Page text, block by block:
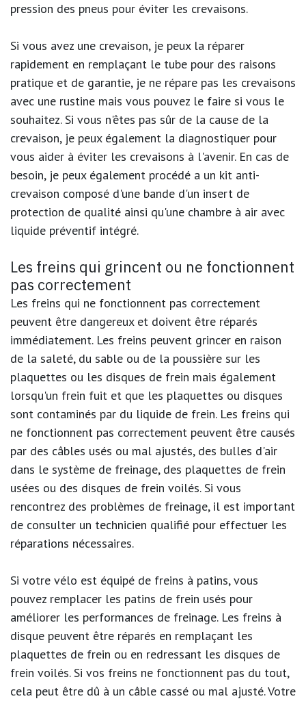
pression des pneus pour éviter les crevaisons.
Si vous avez une crevaison, je peux la réparer
rapidement en remplaçant le tube pour des raisons
pratique et de garantie, je ne répare pas les crevaisons
avec une rustine mais vous pouvez le faire si vous le
souhaitez. Si vous n'êtes pas sûr de la cause de la
crevaison, je peux également la diagnostiquer pour
vous aider à éviter les crevaisons à l'avenir. En cas de
besoin, je peux également procédé a un kit anti-
crevaison composé d'une bande d'un insert de
protection de qualité ainsi qu'une chambre à air avec
liquide préventif intégré.
Les freins qui grincent ou ne fonctionnent
pas correctement
Les freins qui ne fonctionnent pas correctement
peuvent être dangereux et doivent être réparés
immédiatement. Les freins peuvent grincer en raison
de la saleté, du sable ou de la poussière sur les
plaquettes ou les disques de frein mais également
lorsqu'un frein fuit et que les plaquettes ou disques
sont contaminés par du liquide de frein. Les freins qui
ne fonctionnent pas correctement peuvent être causés
par des câbles usés ou mal ajustés, des bulles d'air
dans le système de freinage, des plaquettes de frein
usées ou des disques de frein voilés. Si vous
rencontrez des problèmes de freinage, il est important
de consulter un technicien qualifié pour effectuer les
réparations nécessaires.
Si votre vélo est équipé de freins à patins, vous
pouvez remplacer les patins de frein usés pour
améliorer les performances de freinage. Les freins à
disque peuvent être réparés en remplaçant les
plaquettes de frein ou en redressant les disques de
frein voilés. Si vos freins ne fonctionnent pas du tout,
cela peut être dû à un câble cassé ou mal ajusté. Votre